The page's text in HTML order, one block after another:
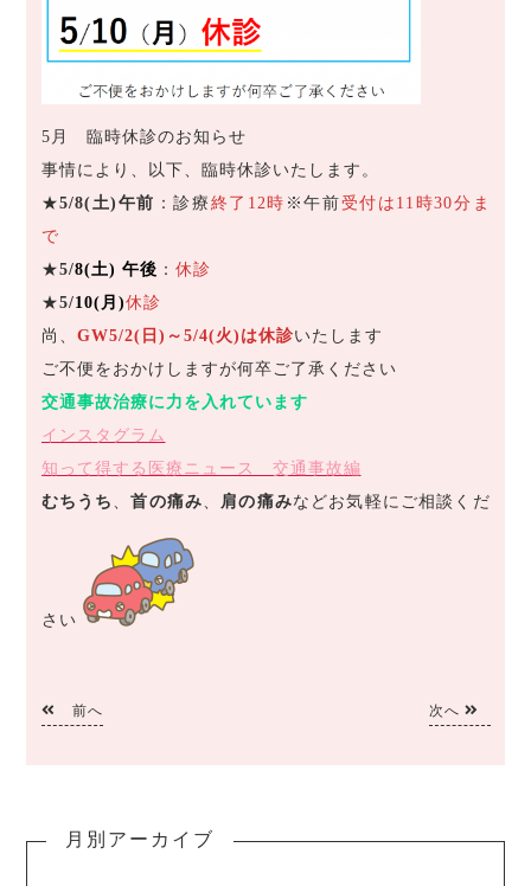
5月 臨時休診のお知らせ
事情により、以下、臨時休診いたします。
★5/8(土)午前 ：診療 終了12時 ※午前受付は11時30分ま
で
★5/8(土) 午後 ： 休診
★5/10(月)休診
尚、 GW5/2(日)～5/4(火)は休診いたします
ご不便をおかけしますが何卒ご了承ください
交通事故治療に力を入れています
インスタグラム
知って得する医療ニュース 交通事故編
むちうち
、首の痛み 肩の痛みなどお気軽にご相談くだ
さい
前へ 次へ
月別アーカイブ